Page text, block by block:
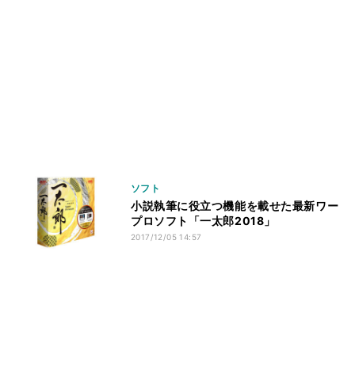
ソフト
小説執筆に役立つ機能を載せた最新ワー
プロソフト「一太郎2018」
2017/12/05 14:57